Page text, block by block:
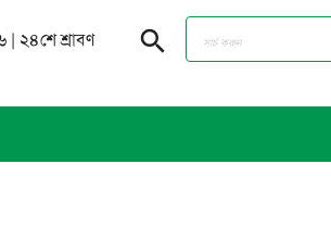
২৪শে শ্রাবণ
search